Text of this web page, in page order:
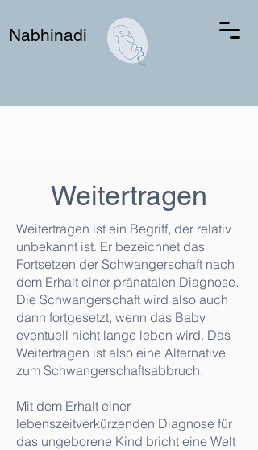
Nabhinadi
Weitertragen
Weitertragen ist ein Begriff, der relativ
unbekannt ist. Er bezeichnet das
Fortsetzen der Schwangerschaft nach
dem Erhalt einer pränatalen Diagnose.
Die Schwangerschaft wird also auch
dann fortgesetzt, wenn das Baby
eventuell nicht lange leben wird. Das
Weitertragen ist also eine Alternative
zum Schwangerschaftsabbruch.
Mit dem Erhalt einer
lebenszeitverkürzenden Diagnose für
das ungeborene Kind bricht eine Welt